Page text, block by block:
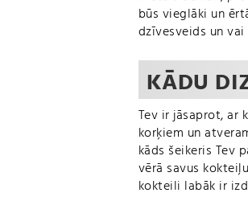
būs vieglāki un
dzīvesveids un
KĀDU
Tev ir jāsaprot, ar
korķiem un
kāds šeikeris Tev
vērā savus
kokteili labāk ir